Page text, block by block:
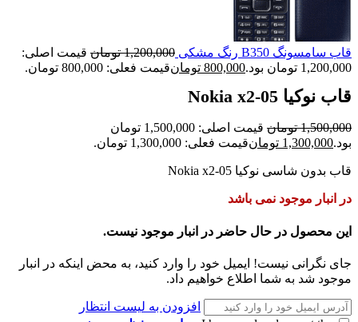
قاب سامسونگ B350 رنگ مشکی 1,200,000 تومان قیمت اصلی:
1,200,000 تومان بود.
800,000 تومانقیمت فعلی: 800,000 تومان.
قاب نوکیا Nokia x2-05
1,500,000 تومان
قیمت اصلی: 1,500,000 تومان
بود.1,300,000 تومانقیمت فعلی: 1,300,000 تومان.
قاب بدون شاسی نوکیا Nokia x2-05
در انبار موجود نمی باشد
این محصول در حال حاضر در انبار موجود نیست.
جای نگرانی نیست! ایمیل خود را وارد کنید، به محض اینکه در انبار
موجود شد به شما اطلاع خواهیم داد.
افزودن به لیست انتظار